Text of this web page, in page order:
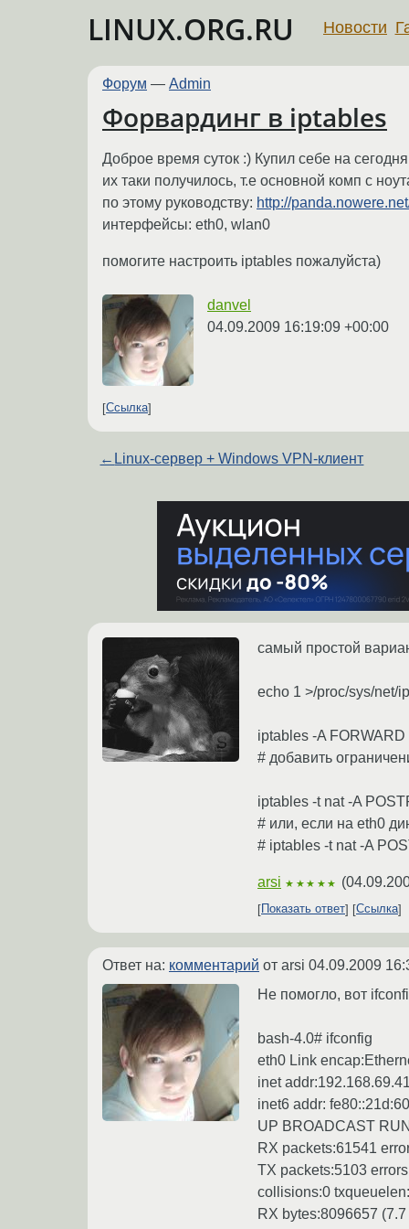
LINUX.ORG.RU Новости
Форум — Admin
Форвардинг в iptables
Доброе время суток :) Купил себе на
их таки получилось, т.е основной комп с
по этому руководству: http://
интерфейсы: eth0, wlan0
помогите настроить iptables пожалуйста)
danvel
04.09.2009 16:19:09 +00:00
Ссылка
← Linux-сервер + Windows VPN-клиент
самый простой
echo 1 >/proc/sys/net/
iptables -A
# добавить
iptables -t nat -A
# или, если на eth0
# iptables -t nat -A
arsi ★★★★★ (
Показать ответ Ссылка
Ответ на: комментарий от arsi 04.09.2009
Не помогло, вот
bash-4.0# ifconfig
eth0 Link
inet
inet6 addr:
UP BROADCAST
RX packets:61541
TX packets:5103
collisions:0
RX bytes:8096657